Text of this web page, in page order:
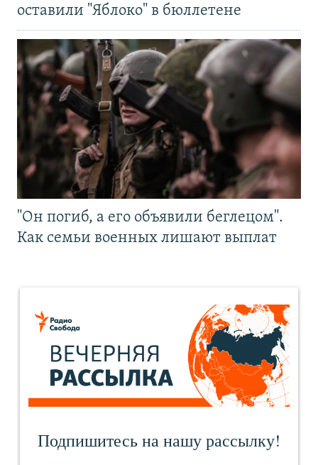
оставили "Яблоко" в бюллетене
"Он погиб, а его объявили беглецом".
Как семьи военных лишают выплат